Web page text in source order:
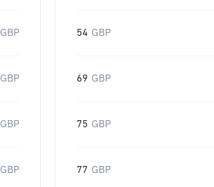
GBP
GBP
GBP
GBP
54 GBP
69 GBP
75 GBP
77 GBP